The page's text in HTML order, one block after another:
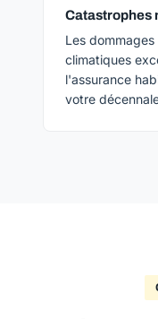
Catastrophes
Les
climatiques
l'assurance
votre